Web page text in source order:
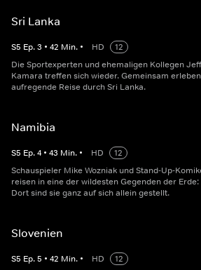
Sri Lanka
S5 Ep.3 • 42 Min. • HD
12
Die Sportexperten und ehemaligen Kollegen
Kamara treffen sich wieder. Gemeinsam
aufregende Reise durch Sri Lanka.
Namibia
S5 Ep.4 • 43 Min. • HD
12
Schauspieler Mike Wozniak und Stand-Up-
reisen in eine der wildesten Gegenden der
Dort sind sie ganz auf sich allein gestellt.
Slovenien
S5 Ep.5 • 42 Min. • HD
12